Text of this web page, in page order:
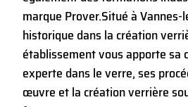
marque Prover.Situé à Vannes-
historique dans la création
établissement vous apporte sa
experte dans le verre, ses
œuvre et la création verrière